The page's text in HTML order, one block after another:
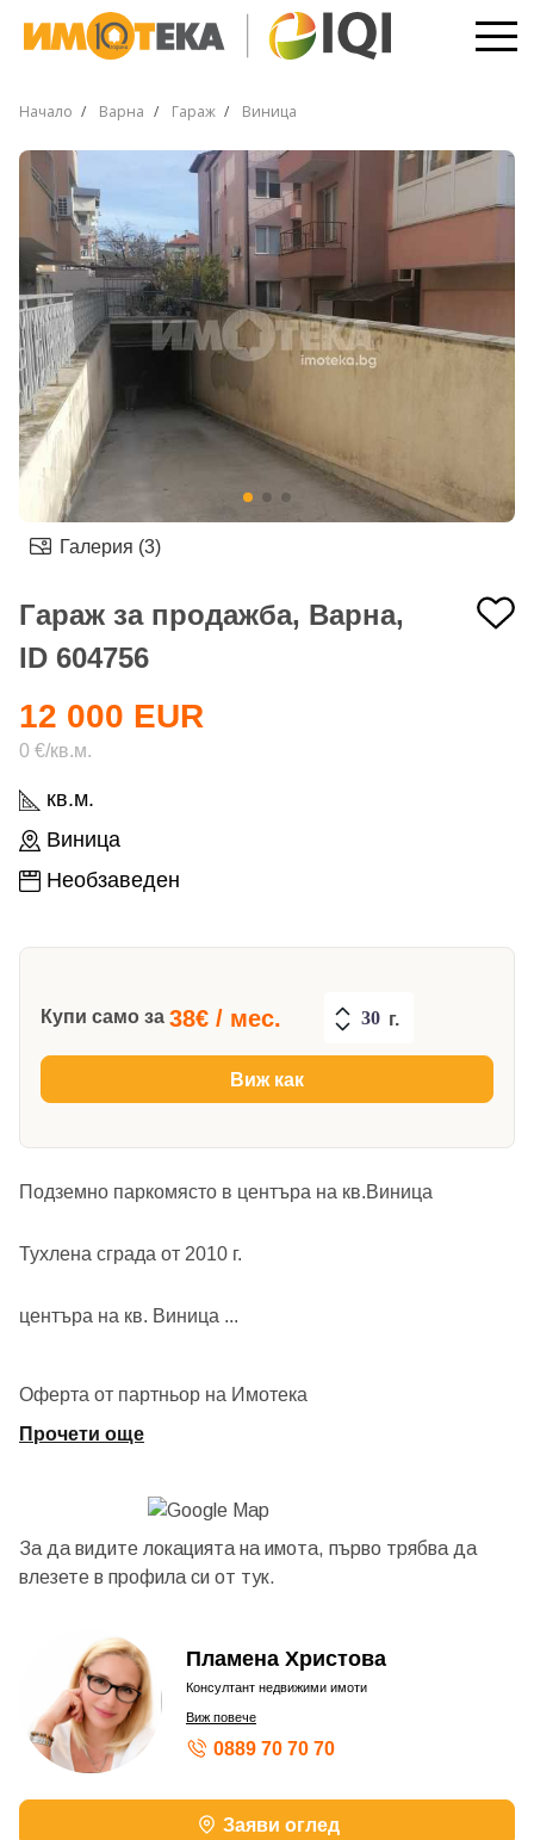
Начало Варна Гараж Виница
Галерия (3)
Гараж за продажба, Варна,
ID 604756
кв.м.
Виница
Необзаведен
12 000 EUR
0 €/кв.м.
Купи само за 38€ / мес. г.
Виж как
Подземно паркомясто в центъра на кв.Виница
Тухлена сграда от 2010 г.
центъра на кв. Виница ...
Оферта от партньор на Имотека
Прочети още
За да видите локацията на имота, първо трябва да
влезете в профила си от тук.
Пламена Христова
Консултант недвижими имоти
Виж повече
0889 70 70 70
Заяви оглед